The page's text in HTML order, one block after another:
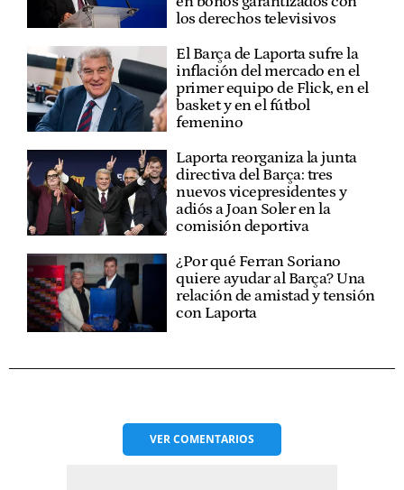
los derechos televisivos
El Barça de Laporta sufre la
inflación del mercado en el
primer equipo de Flick, en el
basket y en el fútbol
femenino
Laporta reorganiza la junta
directiva del Barça: tres
nuevos vicepresidentes y
adiós a Joan Soler en la
comisión deportiva
¿Por qué Ferran Soriano
quiere ayudar al Barça? Una
relación de amistad y tensión
con Laporta
VERCOMENTARIOS